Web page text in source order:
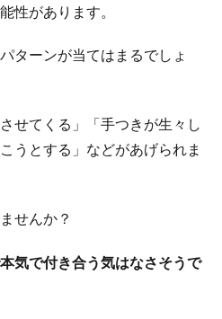
性があります。
ターンが当てはまるでしょ
せてくる」「手つきが生々し
うとする」などがあげられま
せんか？
気で付き合う気はなさそうで